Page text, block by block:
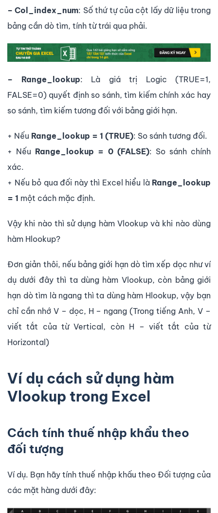
– Col_index_num: Số thứ tự của cột lấy dữ liệu trong
bảng cần dò tìm, tính từ trái qua phải.
– Range_lookup: Là giá trị Logic (TRUE=1,
FALSE=0) quyết định so sánh, tìm kiếm chính xác hay
so sánh, tìm kiếm tương đối với bảng giới hạn.
+ Nếu Range_lookup = 1 (TRUE): So sánh tương đối.
+ Nếu Range_lookup = 0 (FALSE): So sánh chính
xác.
+ Nếu bỏ qua đối này thì Excel hiểu là Range_lookup
= 1 một cách mặc định.
Vậy khi nào thì sử dụng hàm Vlookup và khi nào dùng
hàm Hlookup?
Đơn giản thôi, nếu bảng giới hạn dò tìm xếp dọc như ví
dụ dưới đây thì ta dùng hàm Vlookup, còn bảng giới
hạn dò tìm là ngang thì ta dùng hàm Hlookup, vậy bạn
chỉ cần nhớ V – dọc, H – ngang (Trong tiếng Anh, V –
viết tắt của từ Vertical, còn H – viết tắt của từ
Horizontal)
Ví dụ cách sử dụng hàm
Vlookup trong Excel
Cách tính thuế nhập khẩu theo
đối tượng
Ví dụ. Bạn hãy tính thuế nhập khấu theo Đối tượng của
các mặt hàng dưới đây: